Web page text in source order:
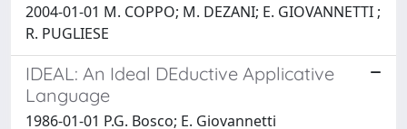
2004-01-01 M. COPPO; M. DEZANI; E. GIOVANNETTI ;
R. PUGLIESE
IDEAL: An Ideal DEductive Applicative
Language
1986-01-01 P.G. Bosco; E. Giovannetti